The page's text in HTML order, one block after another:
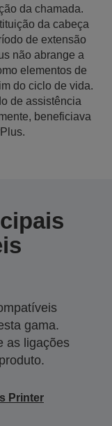
da chamada.
da cabeça
de extensão
não abrange a
elementos de
do ciclo de vida.
de assistência
beneficiava
gama.
as ligações
Printer